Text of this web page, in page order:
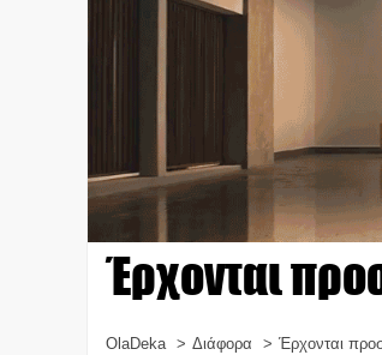
Έρχονται
OlaDeka Διάφορα
Έρχονται